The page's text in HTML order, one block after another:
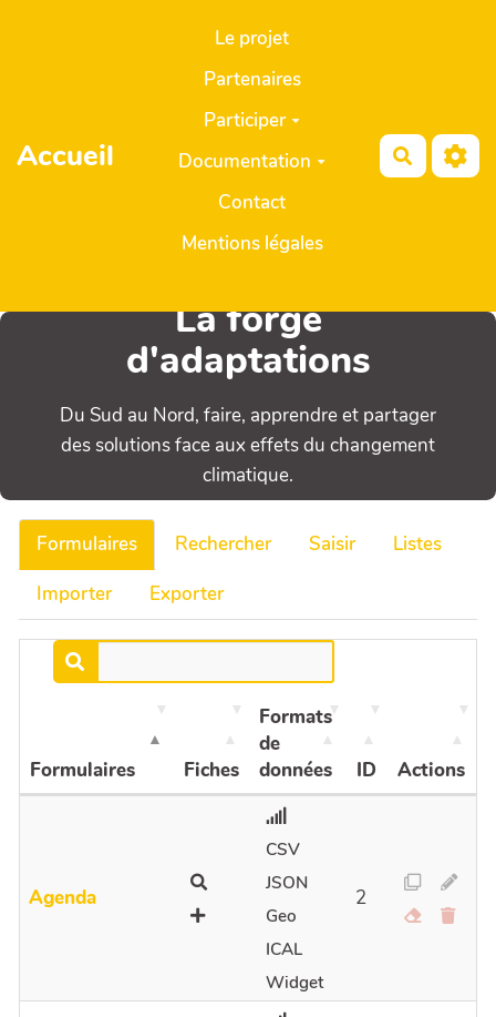
Aller au contenu principal
Accueil
Le projet
Partenaires
Participer
Documentation
Contact
Mentions légales
La forge
d'adaptations
Du Sud au Nord, faire, apprendre et partager
des solutions face aux effets du changement
climatique.
Formulaires Rechercher Saisir
Listes
Importer
Exporter
Formulaires Fiches
Formats
de
données
ID Actions
Agenda
CSV
JSON
Geo
ICAL
Widget
2